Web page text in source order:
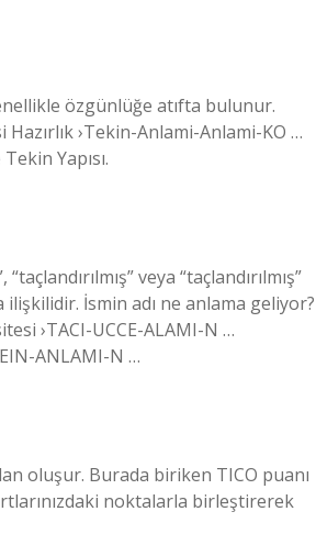
özgünlüğe atıfta bulunur.
›Tekin-Anlami-Anlami-KO …
Yapısı.
veya “taçlandırılmış”
İsmin adı ne anlama geliyor?
›TACI-UCCE-ALAMI-N …
ANLAMI-N …
oluşur. Burada biriken TICO puanı
noktalarla birleştirerek